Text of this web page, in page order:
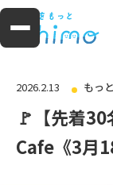
2026.2.13 もっ
🚩【先着
Cafe《3月